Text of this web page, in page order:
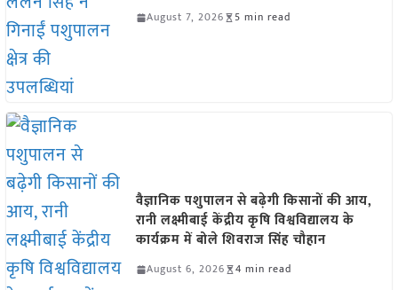
August 7, 2026 5 min read
वैज्ञानिक पशुपालन से बढ़ेगी किसानों की आय,
रानी लक्ष्मीबाई केंद्रीय कृषि विश्वविद्यालय के
कार्यक्रम में बोले शिवराज सिंह चौहान
August 6, 2026 4 min read